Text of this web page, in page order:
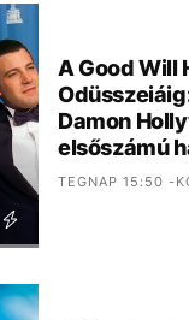
A Good Will
Damon
elsőszámú
TEGNAP 15:50 -